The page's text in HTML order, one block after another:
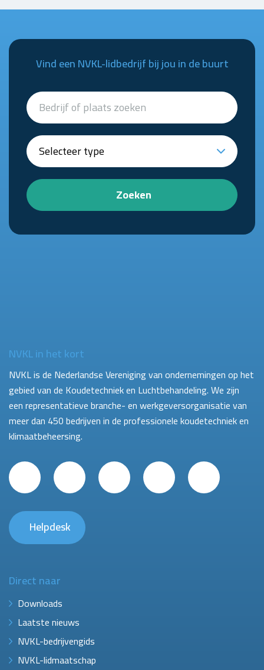
Vind een NVKL-lidbedrijf bij jou in de buurt
Zoeken
NVKL in het kort
NVKL is de Nederlandse Vereniging van ondernemingen op het
gebied van de Koudetechniek en Luchtbehandeling. We zijn
een representatieve branche- en werkgeversorganisatie van
meer dan 450 bedrijven in de professionele koudetechniek en
klimaatbeheersing.
Helpdesk
Direct naar
Downloads
Laatste nieuws
NVKL-bedrijvengids
NVKL-lidmaatschap